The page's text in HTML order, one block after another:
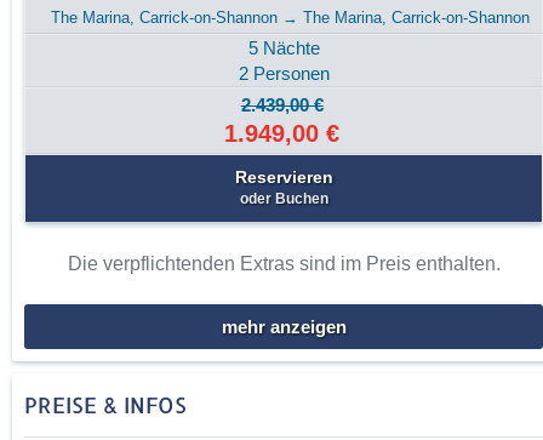
The Marina, Carrick-on-Shannon → The Marina, Carrick-on-Shannon
5 Nächte
2 Personen
2.439,00 €
1.949,00 €
Reservieren
oder Buchen
Die verpflichtenden Extras sind im Preis enthalten.
mehr anzeigen
PREISE & INFOS